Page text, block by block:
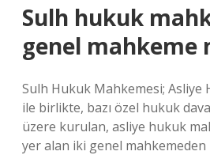
Sulh hukuk
genel mahkeme
Sulh Hukuk Mahkemesi;
ile birlikte, bazı özel hukuk
üzere kurulan, asliye hukuk
yer alan iki genel mahkemeden